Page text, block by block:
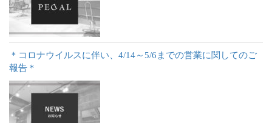
＊コロナウイルスに伴い、4/14～5/6までの営業に関してのご
報告＊